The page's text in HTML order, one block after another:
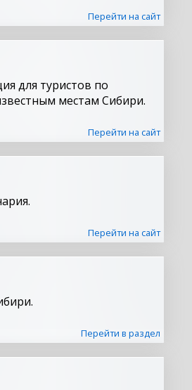
Перейти на сайт
для туристов по
местам Сибири.
Перейти на сайт
Перейти на сайт
Перейти в раздел